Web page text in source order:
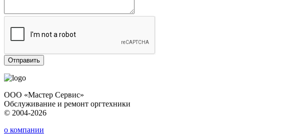
ООО «Мастер Сервис»
Обслуживание и ремонт оргтехники
© 2004-2026
о компании